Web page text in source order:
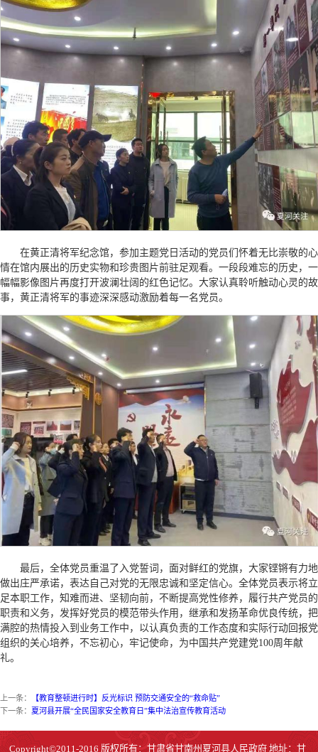
在黄正清将军纪念馆，参加主题党日活动的党员们怀着无比崇敬的心
情在馆内展出的历史实物和珍贵图片前驻足观看。一段段难忘的历史，一
幅幅影像图片再度打开波澜壮阔的红色记忆。大家认真聆听触动心灵的故
事，黄正清将军的事迹深深感动激励着每一名党员。
最后，全体党员重温了入党誓词，面对鲜红的党旗，大家铿锵有力地
做出庄严承诺，表达自己对党的无限忠诚和坚定信心。全体党员表示将立
足本职工作，知难而进、坚韧向前，不断提高党性修养，履行共产党员的
职责和义务，发挥好党员的模范带头作用，继承和发扬革命优良传统，把
满腔的热情投入到业务工作中，以认真负责的工作态度和实际行动回报党
组织的关心培养，不忘初心，牢记使命，为中国共产党建党100周年献
礼。
上一条：
【教育整顿进行时】反光标识 预防交通安全的“救命贴”
下一条： 夏河县开展“全民国家安全教育日”集中法治宣传教育活动
Copyright©2011-2016 版权所有：甘肃省甘南州夏河县人民政府 地址：甘